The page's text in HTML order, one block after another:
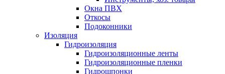
Окна ПВХ
Откосы
Подоконники
Изоляция
Гидроизоляция
Гидроизоляционные ленты
Гидроизоляционные пленки
Гидрошпонки